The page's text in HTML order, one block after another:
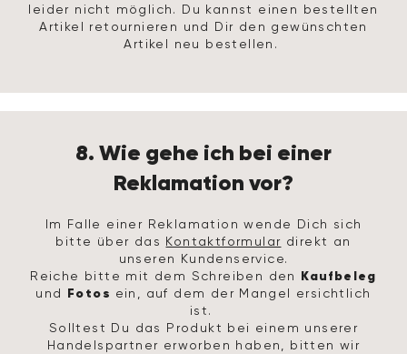
leider nicht möglich. Du kannst einen bestellten
Artikel retournieren und Dir den gewünschten
Artikel neu bestellen.
8. Wie gehe ich bei einer
Reklamation vor?
Im Falle einer Reklamation wende Dich sich
bitte über das Kontaktformular direkt an
unseren Kundenservice.
Reiche bitte mit dem Schreiben den Kaufbeleg
und Fotos ein, auf dem der Mangel ersichtlich
ist.
Solltest Du das Produkt bei einem unserer
Handelspartner erworben haben, bitten wir